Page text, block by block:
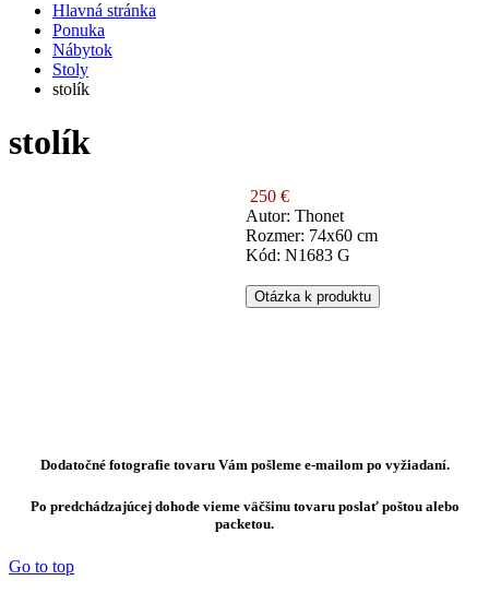
Hlavná stránka
Ponuka
Nábytok
Stoly
stolík
stolík
250 €
Autor: Thonet
Rozmer: 74x60 cm
Kód: N1683 G
Otázka k produktu
Dodatočné fotografie tovaru Vám pošleme e-mailom po vyžiadaní.
Po predchádzajúcej dohode vieme väčšinu tovaru poslať poštou alebo
packetou.
Go to top